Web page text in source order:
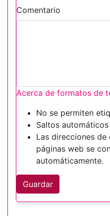
Comentario
Acerca de formatos de
No se permiten
Saltos
Las direcciones
páginas web se
automáticamente.
Guardar